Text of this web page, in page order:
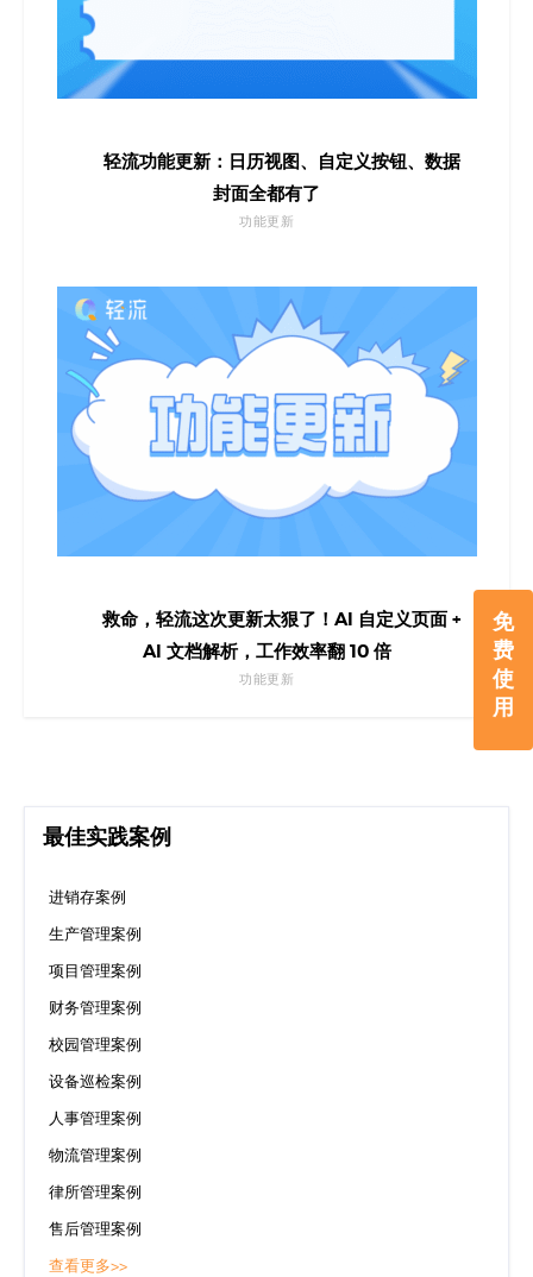
免
费
使
用
轻流功能更新：日历视图、自定义按钮、数据
封面全都有了
功能更新
救命，轻流这次更新太狠了！AI 自定义页面 +
AI 文档解析，工作效率翻 10 倍
功能更新
最佳实践案例
进销存案例
生产管理案例
项目管理案例
财务管理案例
校园管理案例
设备巡检案例
人事管理案例
物流管理案例
律所管理案例
售后管理案例
查看更多>>